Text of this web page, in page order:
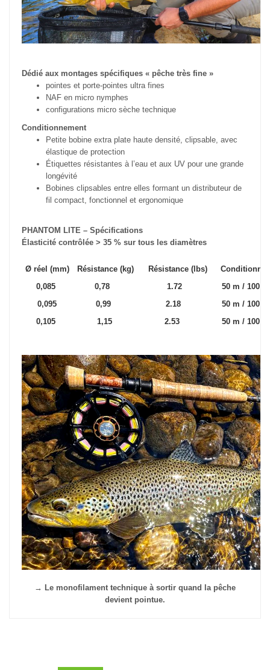
Dédié aux montages spécifiques « pêche très fine »
pointes et porte-pointes ultra fines
NAF en micro nymphes
configurations micro sèche technique
Conditionnement
Petite bobine extra plate haute densité, clipsable, avec
élastique de protection
Étiquettes résistantes à l’eau et aux UV pour une grande
longévité
Bobines clipsables entre elles formant un distributeur de
fil compact, fonctionnel et ergonomique
PHANTOM LITE – Spécifications
Élasticité contrôlée > 35 % sur tous les diamètres
Ø réel (mm) Résistance (kg) Résistance (lbs)
0,085
0,78 1.72
50 m /
0,095
0,99 2.18
50 m /
0,105
1,15 2.53 50 m /
→ Le monofilament technique à sortir quand la pêche
devient pointue.